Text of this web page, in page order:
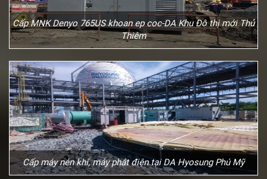
Cấp MNK Denyo 765US khoan ep coc-DA Khu Đô thị mới Thủ
Thiêm
Cấp máy nén khí, máy phát điện tại DA Hyosung Phú Mỹ